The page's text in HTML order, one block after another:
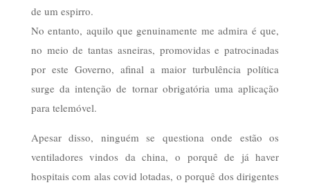
de um espirro.
No entanto, aquilo que genuinamente me admira é que,
no meio de tantas asneiras, promovidas e patrocinadas
por este Governo, afinal a maior turbulência política
surge da intenção de tornar obrigatória uma aplicação
para telemóvel.
Apesar disso, ninguém se questiona onde estão os
ventiladores vindos da china, o porquê de já haver
hospitais com alas covid lotadas, o porquê dos dirigentes